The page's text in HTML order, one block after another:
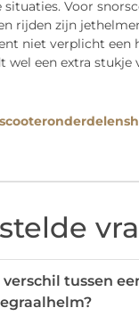
Voor
rijden zijn
niet verplicht een
wel een extra stukje
verschil tussen